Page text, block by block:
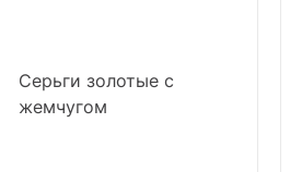
Серьги золотые с
жемчугом